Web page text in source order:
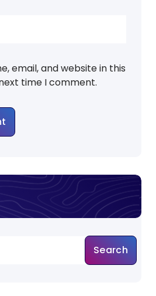
email, and website in this
time I comment.
Search